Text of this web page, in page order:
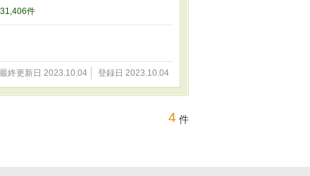
件
最終更新日 2023.10.04 登録日 2023.10.04
4 件